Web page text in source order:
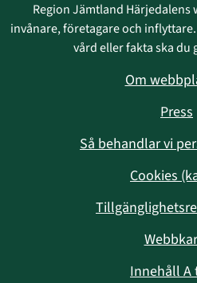
Region Jämtland
invånare, företagare och
vård eller fakta ska du
Om
Press
Så behandlar vi
Cookies
Innehåll A